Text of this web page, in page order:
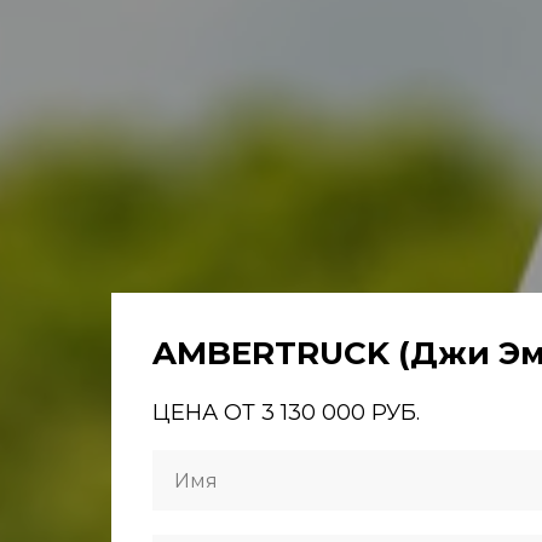
AMBERTRUCK (Джи
ЦЕНА ОТ 3 130 000 РУБ.